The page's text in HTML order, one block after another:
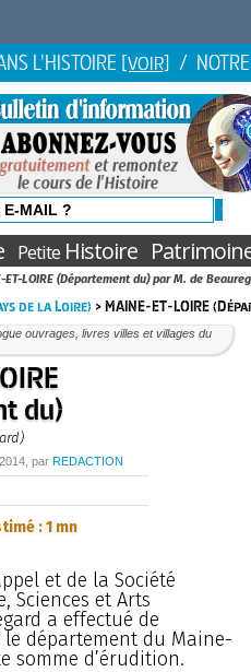
L'HISTOIRE [VOIR] /
PetiteHistoire
LOIRE (Département du) par M. de
de la Loire) > MAINE-ET-LOIRE
ouvrages, livres villes et villages du
du)
, par REDACTION
: 1 mn
et de la Société
Sciences et Arts
a effectué de
département du Maine-
somme d’érudition.